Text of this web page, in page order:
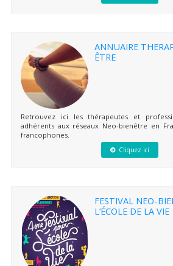
ANNUAIRE
ÊTRE
Retrouvez ici les thérapeutes et
adhérents aux réseaux Neo-bienêtre en
francophones.
Cliquez ici
FESTIVAL NEO-
L’ÉCOLE DE LA VIE